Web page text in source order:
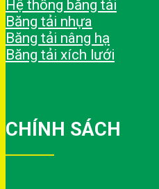
Hệ thống băng tải
Băng tải nhựa
Băng tải nâng hạ
Băng tải xích lưới
CHÍNH SÁCH